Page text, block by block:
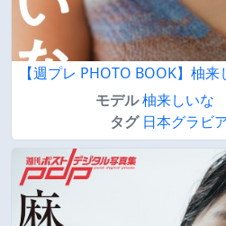
【週プレ PHOTO BOOK】柚
モデル柚来しいな
タグ 日本グラビ